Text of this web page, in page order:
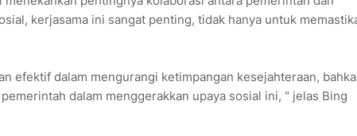
kerjasama ini sangat penting, tidak hanya untuk
efektif dalam mengurangi ketimpangan kesejahteraan,
dalam menggerakkan upaya sosial ini, " jelas Bing